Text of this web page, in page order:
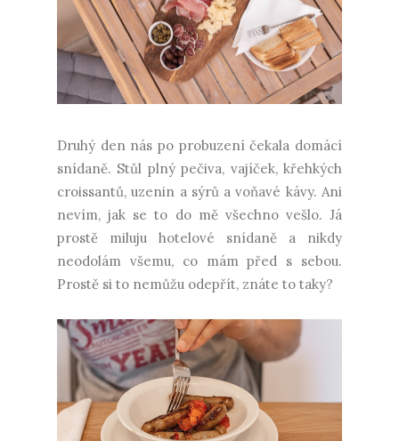
Druhý den nás po probuzení čekala domácí
snídaně. Stůl plný pečiva, vajíček, křehkých
croissantů, uzenin a sýrů a voňavé kávy. Ani
nevím, jak se to do mě všechno vešlo. Já
prostě miluju hotelové snídaně a nikdy
neodolám všemu, co mám před s sebou.
Prostě si to nemůžu odepřít, znáte to taky?